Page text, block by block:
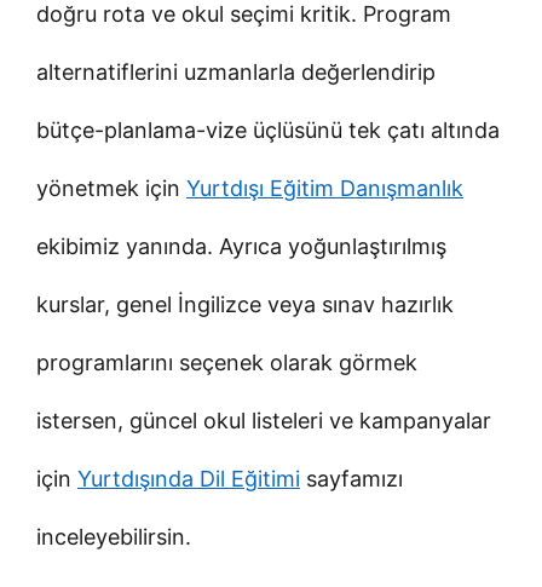
doğru rota ve okul seçimi kritik. Program
alternatiflerini uzmanlarla değerlendirip
bütçe-planlama-vize üçlüsünü tek çatı altında
yönetmek için Yurtdışı Eğitim Danışmanlık
ekibimiz yanında. Ayrıca yoğunlaştırılmış
kurslar, genel İngilizce veya sınav hazırlık
programlarını seçenek olarak görmek
istersen, güncel okul listeleri ve kampanyalar
için Yurtdışında Dil Eğitimi sayfamızı
inceleyebilirsin.